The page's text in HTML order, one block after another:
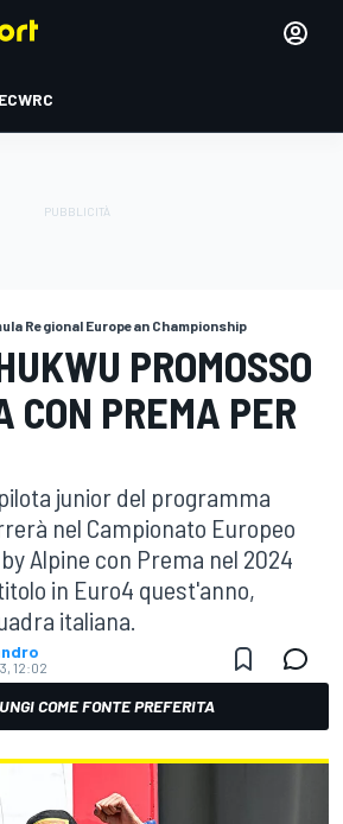
WRC
Regional European Championship
PROMOSSO
CON PREMA PER
junior del programma
nel Campionato Europeo
Alpine con Prema nel 2024
in Euro4 quest'anno,
italiana.
12:02
COME FONTE PREFERITA